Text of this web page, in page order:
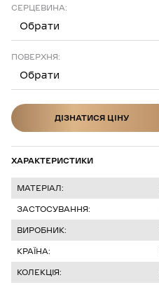
СЕРЦЕВИНА:
Обрати
ПОВЕРХНЯ:
Обрати
ДІЗНАТИСЯ ЦІНУ
ХАРАКТЕРИСТИКИ
МАТЕРІАЛ:
ЗАСТОСУВАННЯ:
ВИРОБНИК:
КРАЇНА:
КОЛЕКЦІЯ: